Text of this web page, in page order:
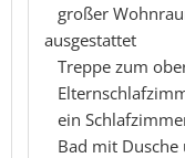
großer
ausgestattet
Treppe zum
ein
Bad mit Dusche